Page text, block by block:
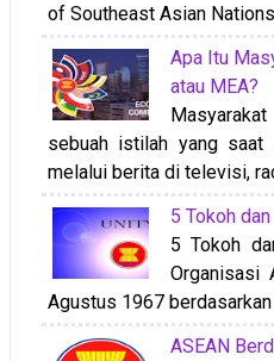
of Southeast Asian
Apa Itu
atau MEA?
sebuah istilah yang
melalui berita di televisi,
5 Tokoh
5 Tokoh
Organisasi
Agustus 1967
ASEAN